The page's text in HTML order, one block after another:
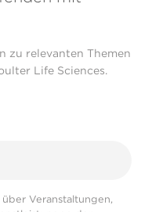
zu relevanten Themen
Life Sciences.
Veranstaltungen,